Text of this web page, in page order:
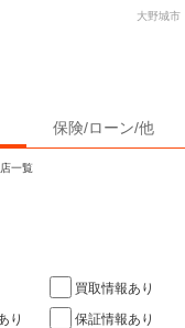
保険/ローン/他
一覧
大野城市
り
買取情報あり
保証情報あり